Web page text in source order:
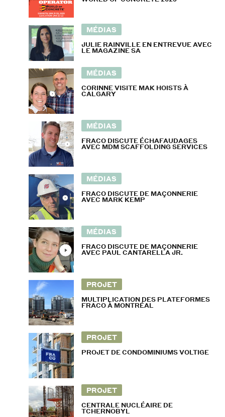
MÉDIAS
JULIE RAINVILLE EN ENTREVUE AVEC
LE MAGAZINE SA
MÉDIAS
CORINNE VISITE MAK HOISTS À
CALGARY
MÉDIAS
FRACO DISCUTE ÉCHAFAUDAGES
AVEC MDM SCAFFOLDING SERVICES
MÉDIAS
FRACO DISCUTE DE MAÇONNERIE
AVEC MARK KEMP
MÉDIAS
FRACO DISCUTE DE MAÇONNERIE
AVEC PAUL CANTARELLA JR.
PROJET
MULTIPLICATION DES PLATEFORMES
FRACO À MONTRÉAL
PROJET
PROJET DE CONDOMINIUMS VOLTIGE
PROJET
CENTRALE NUCLÉAIRE DE
TCHERNOBYL